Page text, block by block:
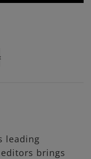
leading
brings